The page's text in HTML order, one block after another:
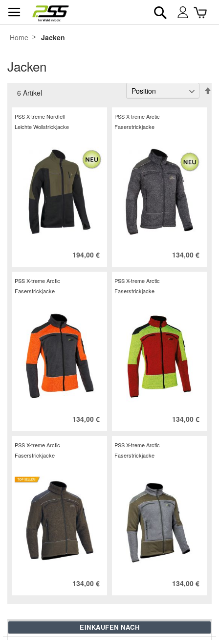
Suche
Home Jacken
Jacken
6 Artikel
PSS X-treme Nordfell
Leichte Wollstrickjacke
194,00 €
PSS X-treme Arctic
Faserstrickjacke
134,00 €
PSS X-treme Arctic
Faserstrickjacke
134,00 €
PSS X-treme Arctic
Faserstrickjacke
134,00 €
PSS X-treme Arctic
Faserstrickjacke
134,00 €
PSS X-treme Arctic
Faserstrickjacke
134,00 €
EINKAUFEN NACH